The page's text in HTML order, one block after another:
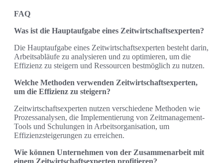
FAQ
Was ist die Hauptaufgabe eines Zeitwirtschaftsexperten?
Die Hauptaufgabe eines Zeitwirtschaftsexperten besteht darin,
Arbeitsabläufe zu analysieren und zu optimieren, um die
Effizienz zu steigern und Ressourcen bestmöglich zu nutzen.
Welche Methoden verwenden Zeitwirtschaftsexperten,
um die Effizienz zu steigern?
Zeitwirtschaftsexperten nutzen verschiedene Methoden wie
Prozessanalysen, die Implementierung von Zeitmanagement-
Tools und Schulungen in Arbeitsorganisation, um
Effizienzsteigerungen zu erreichen.
Wie können Unternehmen von der Zusammenarbeit mit